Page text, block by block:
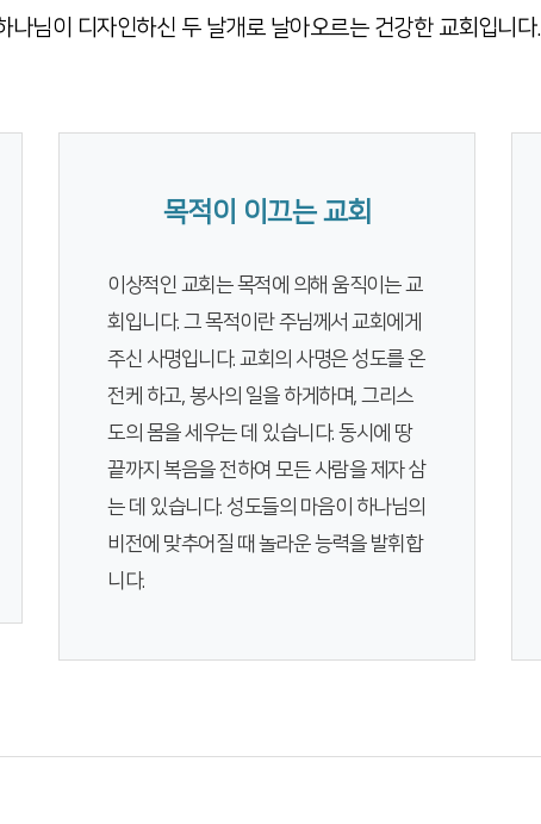
나님이 디자인하신 두 날개로 날아오르는 건강한 교회입니다.
목적이 이끄는 교회
이상적인 교회는 목적에 의해 움직이는 교
회입니다. 그 목적이란 주님께서 교회에게
주신 사명입니다. 교회의 사명은 성도를 온
전케 하고, 봉사의 일을 하게하며, 그리스
도의 몸을 세우는 데 있습니다. 동시에 땅
끝까지 복음을 전하여 모든 사람을 제자 삼
는 데 있습니다. 성도들의 마음이 하나님의
비전에 맞추어질 때 놀라운 능력을 발휘합
니다.